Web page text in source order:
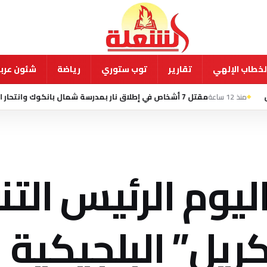
الإلهي تقارير توب ستوري رياضة شئون
مقتل 7 أشخاص في إطلاق نار بمدرسة شمال بانكوك وانتحار الطالب المشتبه به
الرئيس
البلجيكية